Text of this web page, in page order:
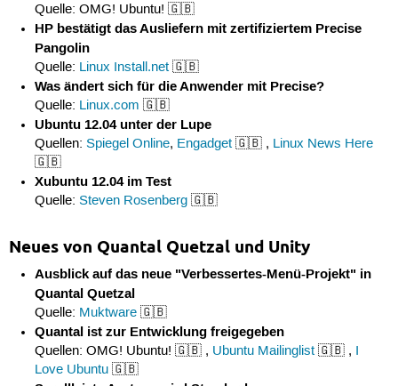
Quelle: OMG! Ubuntu! 🇬🇧
HP bestätigt das Ausliefern mit zertifiziertem Precise
Pangolin
Quelle: Linux Install.net 🇬🇧
Was ändert sich für die Anwender mit Precise?
Quelle: Linux.com 🇬🇧
Ubuntu 12.04 unter der Lupe
Quellen:Spiegel Online, Engadget 🇬🇧 , Linux News Here
🇬🇧
Xubuntu 12.04 im Test
Quelle:Steven Rosenberg 🇬🇧
Neues von Quantal Quetzal und Unity
Ausblick auf das neue "Verbessertes-Menü-Projekt" in
Quantal Quetzal
Quelle: Muktware 🇬🇧
Quantal ist zur Entwicklung freigegeben
Quellen: OMG! Ubuntu! 🇬🇧 , Ubuntu Mailinglist 🇬🇧 , I
Love Ubuntu 🇬🇧